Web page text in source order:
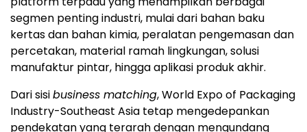
segmen penting industri, mulai dari bahan baku
kertas dan bahan kimia, peralatan pengemasan dan
percetakan, material ramah lingkungan, solusi
manufaktur pintar, hingga aplikasi produk akhir.
Dari sisibusiness matching, World Expo of Packaging
Industry-Southeast Asia tetap mengedepankan
pendekatan yang terarah dengan mengundang